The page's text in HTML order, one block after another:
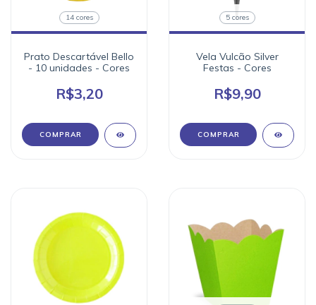
14 cores
Prato Descartável Bello
- 10 unidades - Cores
R$3,20
COMPRAR
5 cores
Vela Vulcão Silver
Festas - Cores
R$9,90
COMPRAR